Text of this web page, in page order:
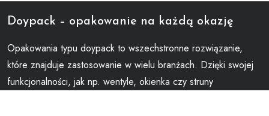
Doypack – opakowanie na każdą okazję
Opakowania typu doypack to wszechstronne rozwiązanie,
które znajduje zastosowanie w wielu branżach. Dzięki swojej
funkcjonalności, jak np. wentyle, okienka czy struny